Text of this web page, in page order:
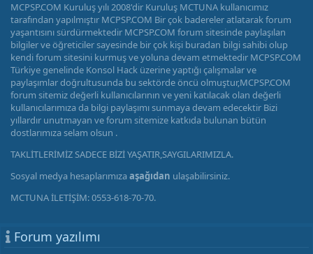
MCPSP.COM Kuruluş yılı 2008'dir Kuruluş MCTUNA kullanıcımız
tarafından yapılmıştır MCPSP.COM Bir çok badereler atlatarak forum
yaşantısını sürdürmektedir MCPSP.COM forum sitesinde paylaşılan
bilgiler ve öğreticiler sayesinde bir çok kişi buradan bilgi sahibi olup
kendi forum sitesini kurmuş ve yoluna devam etmektedir MCPSP.COM
Türkiye genelinde Konsol Hack üzerine yaptığı çalışmalar ve
paylaşımlar doğrultusunda bu sektörde öncü olmuştur,MCPSP.COM
forum sitemiz değerli kullanıcılarının ve yeni katılacak olan değerli
kullanıcılarımıza da bilgi paylaşımı sunmaya devam edecektir Bizi
yıllardır unutmayan ve forum sitemize katkıda bulunan bütün
dostlarımıza selam olsun .
TAKLİTLERİMİZ SADECE BİZİ YAŞATIR,SAYGILARIMIZLA.
Sosyal medya hesaplarımızaaşağıdan ulaşabilirsiniz.
MCTUNA İLETİŞİM: 0553-618-70-70.
Forum yazılımı